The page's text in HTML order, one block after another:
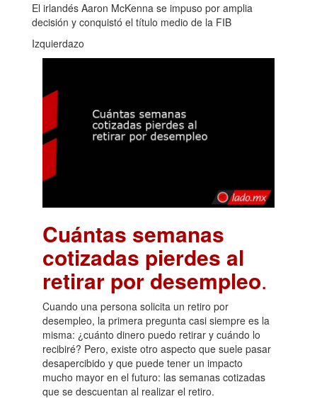
El irlandés Aaron McKenna se impuso por amplia
decisión y conquistó el título medio de la FIB
Izquierdazo
Cuántas semanas
cotizadas pierdes al
retirar por desempleo.
Cuando una persona solicita un retiro por
desempleo, la primera pregunta casi siempre es la
misma: ¿cuánto dinero puedo retirar y cuándo lo
recibiré? Pero, existe otro aspecto que suele pasar
desapercibido y que puede tener un impacto
mucho mayor en el futuro: las semanas cotizadas
que se descuentan al realizar el retiro.